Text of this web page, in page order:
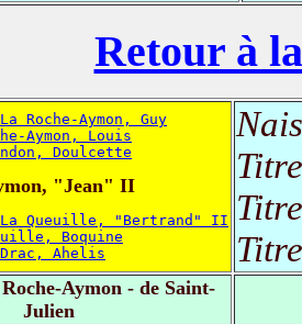
Retour à
Roche-Aymon, Guy
Aymon, Louis
Doulcette
"Jean" II
Queuille, "Bertrand" II
Boquine
Ahelis
Aymon - de Saint-
Julien